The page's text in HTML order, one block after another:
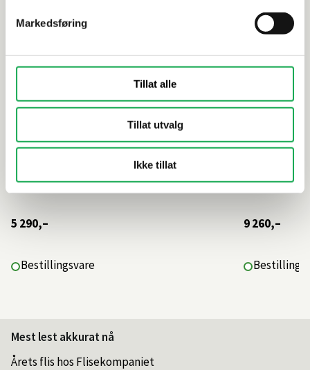
Markedsføring
Tillat alle
Tillat utvalg
Ikke tillat
5 290,–
Bestillingsvare
9 260,–
Mest lest akkurat nå
Årets flis hos Flisekompaniet